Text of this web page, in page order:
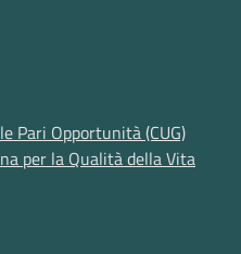
Pari Opportunità (CUG)
per la Qualità della Vita